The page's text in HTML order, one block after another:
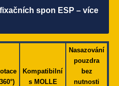
spon ESP – více
Kompatibilní
s MOLLE
Nasazování
pouzdra
bez
nutnosti